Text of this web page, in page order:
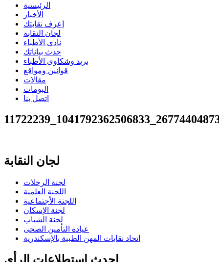
الرئيسية
الأخبار
إعرف نقابتك
لجان النقابة
نادى الأطباء
حدث بياناتك
بريد وشكاوى الأطباء
قوانين ومواقع
مقالات
البومات
اتصل بنا
لجان النقابة
لجنة الرحلات
اللجنة العلمية
اللجنة الأجتماعية
لجنة الإسكان
لجنة الشباب
عيادة التأمين الصحى
اتحاد نقابات المهن الطبية بالإسكندرية